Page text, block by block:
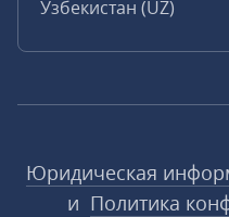
Узбекистан (UZ)
Юридическая
и Политика